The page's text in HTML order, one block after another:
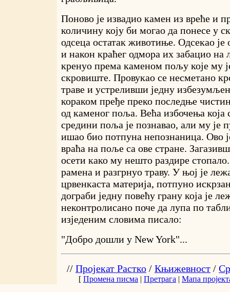
Поново је извадио камен из вреће и
количину коју би могао да понесе у
одсеца остатак животиње. Одсекао је
и након краћег одмора их забацио на
кренуо према каменом пољу које му
скровиште. Провукао се несметано
траве и устреливши једну
кораком пређе преко последње
од каменог поља. Већа избочења која
средини поља је познавао, али му је
ишао био потпуна непознаница. Ово
враћа на поље са ове стране.
осети како му нешто раздире
рамена и разгрнуо траву. У њој је
црвенкаста материја, потпуно
дограби једну повећу грану која је
неконтролисано поче да лупа по
изједеним словима писало:
"Добро дошли у New York"...
// Пројекат Растко / Књижевност /
[ Промена писма | Претрага | Мапа